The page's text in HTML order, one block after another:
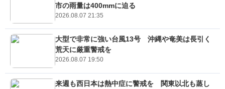
市の雨量は400mmに迫る
2026.08.07 21:35
大型で非常に強い台風13号 沖縄や奄美は長引く
荒天に厳重警戒を
2026.08.07 19:50
来週も西日本は熱中症に警戒を 関東以北も蒸し